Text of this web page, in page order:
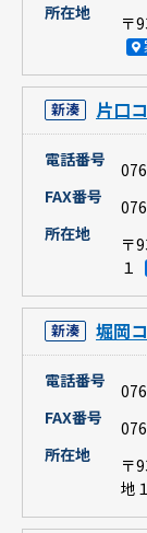
所在地
〒
新湊 片口
電話番号
FAX番号
所在地
〒
１
新湊 堀岡
電話番号
FAX番号
所在地
〒
地１